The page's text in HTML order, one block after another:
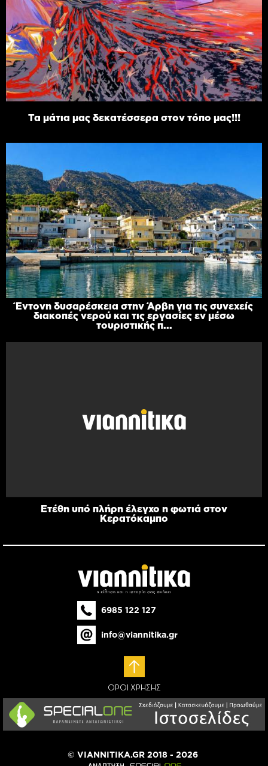
Τα μάτια μας δεκατέσσερα στον τόπο μας!!!
Έντονη δυσαρέσκεια στην Άρβη για τις συνεχείς
διακοπές νερού και τις εργασίες εν μέσω
τουριστικής π...
Ετέθη υπό πλήρη έλεγχο η φωτιά στον
Κερατόκαμπο
6985 122 127
info@viannitika.gr
ΟΡΟΙ ΧΡΗΣΗΣ
© VIANNITIKA.GR 2018 - 2026